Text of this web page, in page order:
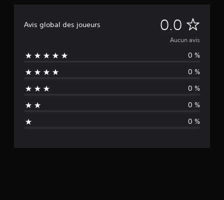
Avis global des joueurs 0.0 A
u
c
u
n
a
i
Aucun avis
0 %
0 %
0 %
0 %
0 %